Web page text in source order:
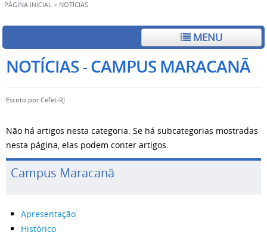
PÁGINA INICIAL > NOTÍCIAS
MENU
NOTÍCIAS - CAMPUS MARACANÃ
Escrito porCefet-RJ
Não há artigos nesta categoria. Se há subcategorias mostradas
nesta página, elas podem conter artigos.
Campus Maracanã
Apresentação
Histórico